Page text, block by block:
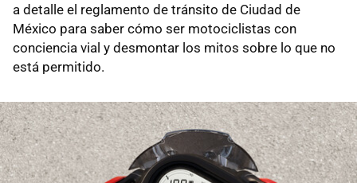
a detalle el reglamento de tránsito de Ciudad de
México para saber cómo ser motociclistas con
conciencia vial y desmontar los mitos sobre lo que no
está permitido.